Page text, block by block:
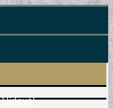
Hírlevél